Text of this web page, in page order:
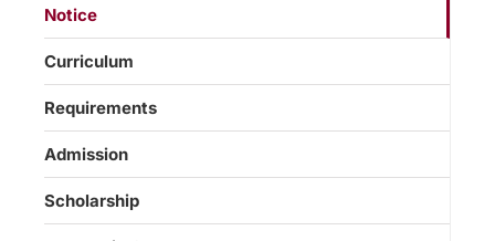
Notice
Curriculum
Requirements
Admission
Scholarship